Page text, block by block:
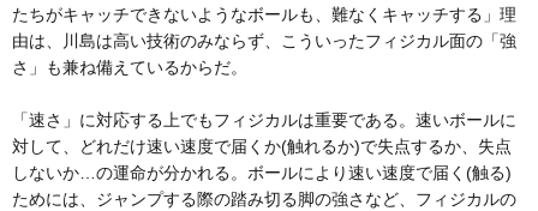
たちがキャッチできないようなボールも、難なくキャッチする」理
由は、川島は高い技術のみならず、こういったフィジカル面の「強
さ」も兼ね備えているからだ。
「速さ」に対応する上でもフィジカルは重要である。速いボールに
対して、どれだけ速い速度で届くか(触れるか)で失点するか、失点
しないか…の運命が分かれる。ボールにより速い速度で届く(触る)
ためには、ジャンプする際の踏み切る脚の強さなど、フィジカルの